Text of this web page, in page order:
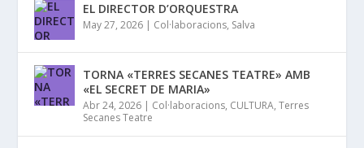
EL DIRECTOR D’ORQUESTRA
May 27, 2026 | Col·laboracions, Salva
TORNA «TERRES SECANES TEATRE» AMB
«EL SECRET DE MARIA»
Abr 24, 2026 | Col·laboracions, CULTURA,Terres
Secanes Teatre